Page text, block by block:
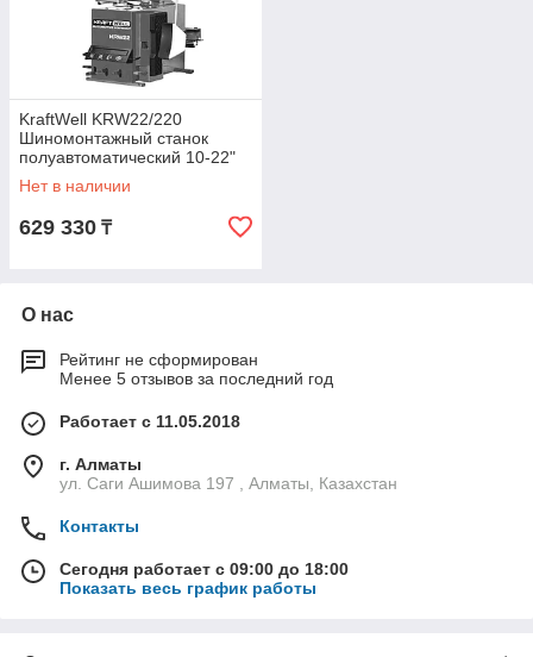
KraftWell KRW22/220
Шиномонтажный станок
полуавтоматический 10-22"
Нет в наличии
629 330 ₸
О нас
Рейтинг не сформирован
Менее 5 отзывов за последний год
Работает с 11.05.2018
г. Алматы
ул. Саги Ашимова 197 , Алматы, Казахстан
Контакты
Сегодня работает с 09:00 до 18:00
Показать весь график работы